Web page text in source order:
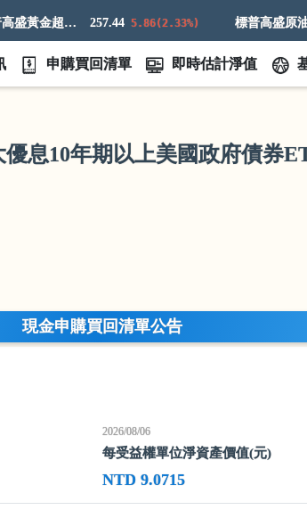
標普高盛黃金超額回報指數 257.44 5.86(2.33%) 標普高盛原油增強超
申購買回清單 即時估計淨值
息10年期以上美國政府債券
現金申購買回清單公告
2026/08/06
每受益權單位淨資產價值(元)
NTD 9.0715